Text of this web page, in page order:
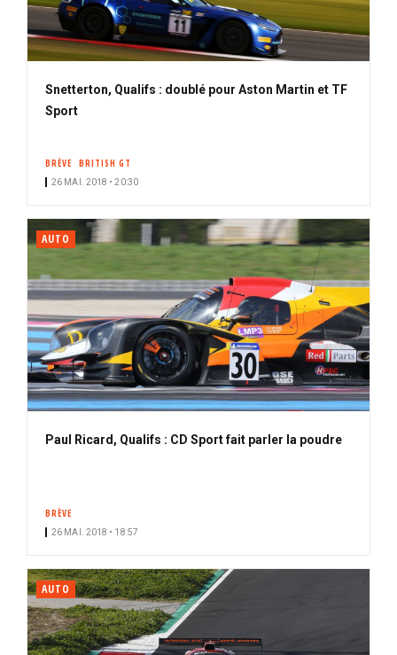
Snetterton, Qualifs : doublé pour Aston Martin et TF
Sport
BRÈVE BRITISH GT
26 MAI. 2018 • 20:30
AUTO
Paul Ricard, Qualifs : CD Sport fait parler la poudre
BRÈVE
26 MAI. 2018 • 18:57
AUTO